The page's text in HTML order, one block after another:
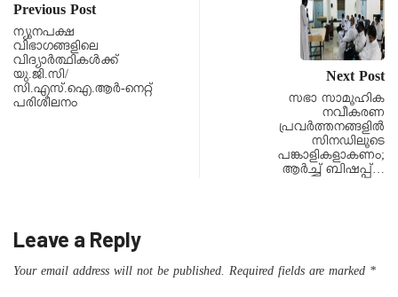
Previous Post
ന്യൂനപക്ഷ
വിഭാഗങ്ങളിലെ
വിദ്യാർത്ഥികൾക്ക്
യു.ജി.സി/
സി.എസ്.ഐ.ആർ-നെറ്റ്
പരിശീലനം
Next Post
സഭാ സാമൂഹിക
നവീകരണ
പ്രവർത്തനങ്ങളിൽ
സിനഡിലൂടെ
പങ്കാളികളാകണം;
ആർച്ച് ബിഷപ്പ്…
Leave a Reply
Your email address will not be published. Required fields are marked *